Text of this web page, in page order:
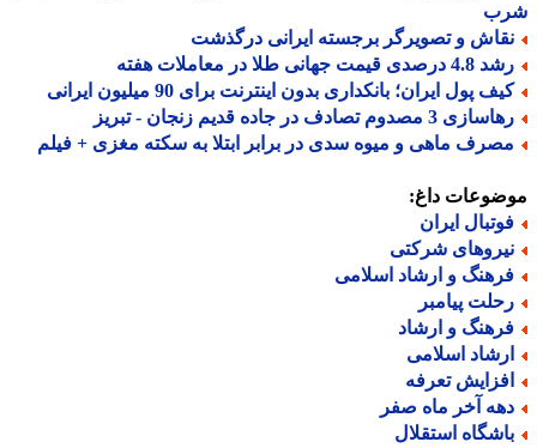
و تصویرگر برجسته ایرانی درگذشت
قیمت جهانی طلا در معاملات هفته
پول ایران؛ بانکداری بدون اینترنت برای 90 میلیون ایرانی
3 مصدوم تصادف در جاده قدیم زنجان - تبریز
ماهی و میوه سدی در برابر ابتلا به سکته مغزی + فیلم
داغ:
ایران
شرکتی
و ارشاد اسلامی
پیامبر
و ارشاد
اسلامی
تعرفه
آخر ماه صفر
استقلال